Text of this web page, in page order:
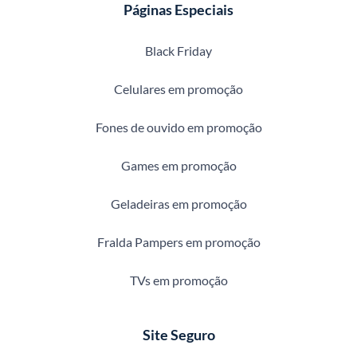
Páginas Especiais
Black Friday
Celulares em promoção
Fones de ouvido em promoção
Games em promoção
Geladeiras em promoção
Fralda Pampers em promoção
TVs em promoção
Site Seguro